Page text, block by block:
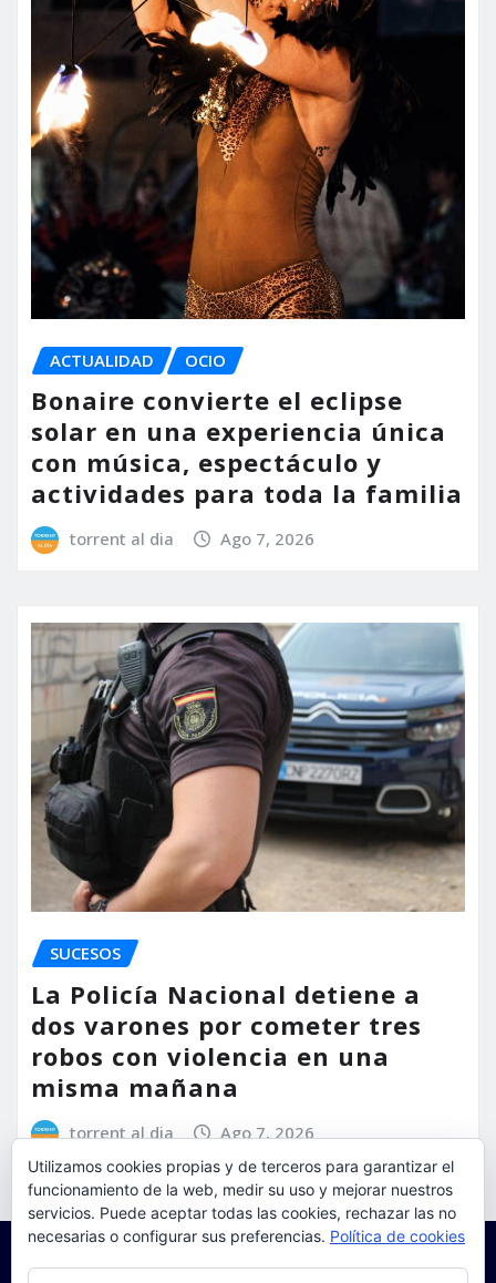
ACTUALIDAD OCIO
Bonaire convierte el eclipse
solar en una experiencia única
con música, espectáculo y
actividades para toda la familia
torrent al dia Ago 7, 2026
SUCESOS
La Policía Nacional detiene a
dos varones por cometer tres
robos con violencia en una
misma mañana
torrent al dia Ago 7, 2026
Utilizamos cookies propias y de terceros para garantizar el
funcionamiento de la web, medir su uso y mejorar nuestros
servicios. Puede aceptar todas las cookies, rechazar las no
necesarias o configurar sus preferencias. Política de cookies